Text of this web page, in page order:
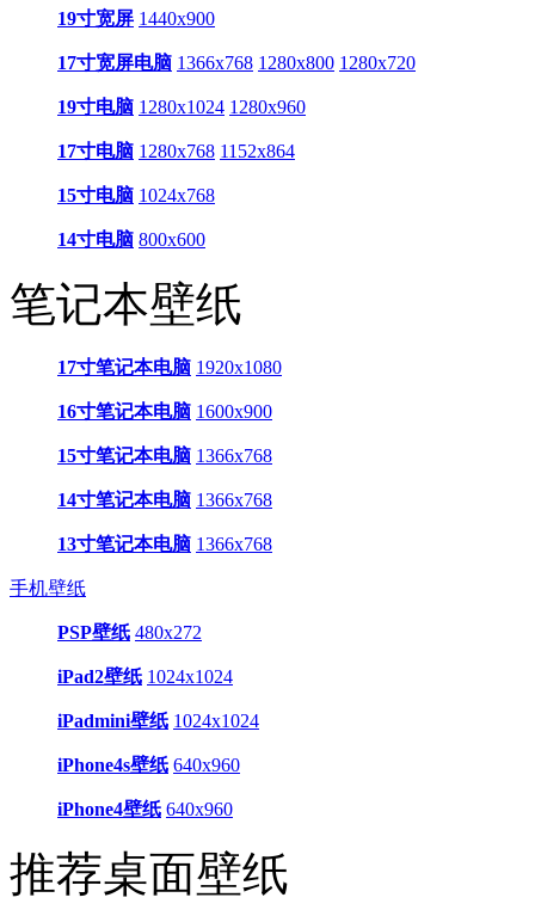
19寸宽屏 1440x900
17寸宽屏电脑 1366x768 1280x800 1280x720
19寸电脑 1280x1024 1280x960
17寸电脑 1280x768 1152x864
15寸电脑 1024x768
14寸电脑 800x600
笔记本壁纸
17寸笔记本电脑 1920x1080
16寸笔记本电脑 1600x900
15寸笔记本电脑 1366x768
14寸笔记本电脑 1366x768
13寸笔记本电脑 1366x768
手机壁纸
PSP壁纸 480x272
iPad2壁纸 1024x1024
iPadmini壁纸 1024x1024
iPhone4s壁纸 640x960
iPhone4壁纸 640x960
推荐桌面壁纸